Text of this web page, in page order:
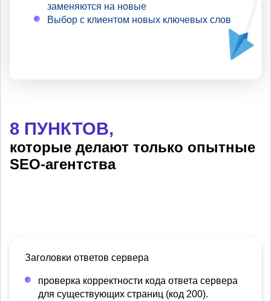
заменяются на новые
Выбор с клиентом новых ключевых слов
8 ПУНКТОВ,
которые делают только опытные
SEO-агентства
Заголовки ответов сервера
проверка корректности кода ответа сервера
для существующих страниц (код 200).